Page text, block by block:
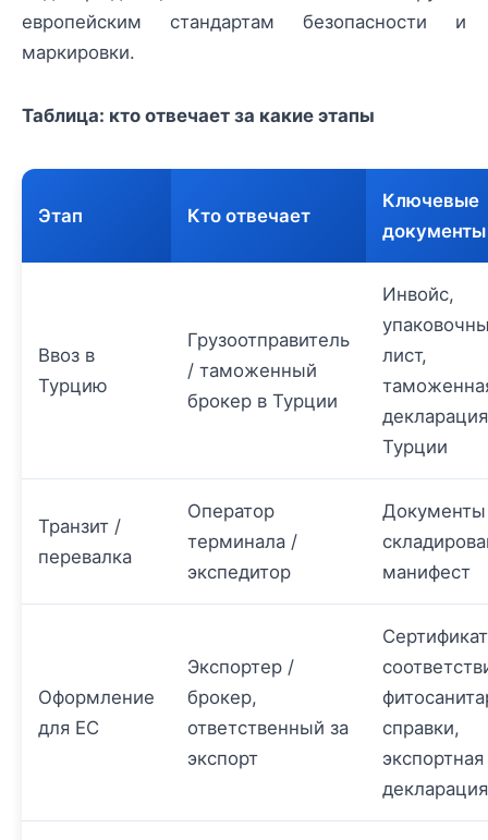
европейским стандартам безопасности и
маркировки.
Таблица: кто отвечает за какие этапы
Этап Кто отвечает
Ключевые
документы
Ввоз в
Турцию
Грузоотправитель
/ таможенный
брокер в Турции
Инвойс,
лист,
декларация
Турции
Транзит /
перевалка
Оператор
терминала /
экспедитор
Документы
манифест
Оформление
для ЕС
Экспортер /
брокер,
ответственный за
экспорт
справки,
экспортная
декларация